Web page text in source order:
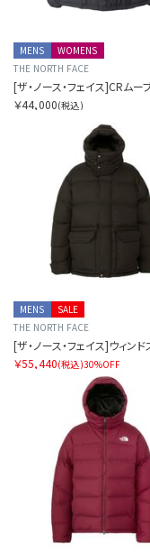
MENS
WOMENS
THE NORTH FACE
￥44,000(税込)
SALE
MENS
THE NORTH FACE
￥55,440(税込)30%OFF